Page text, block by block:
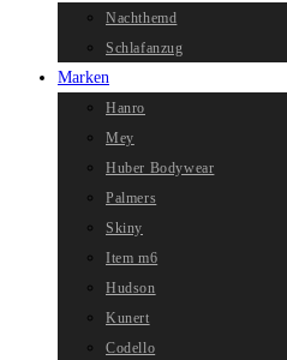
Nachthemd
Schlafanzug
Marken
Hanro
Mey
Huber Bodywear
Palmers
Skiny
Item m6
Hudson
Kunert
Codello